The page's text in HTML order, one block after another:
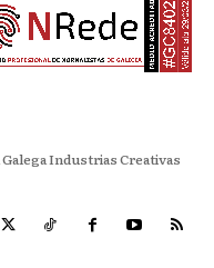
Industrias Creativas